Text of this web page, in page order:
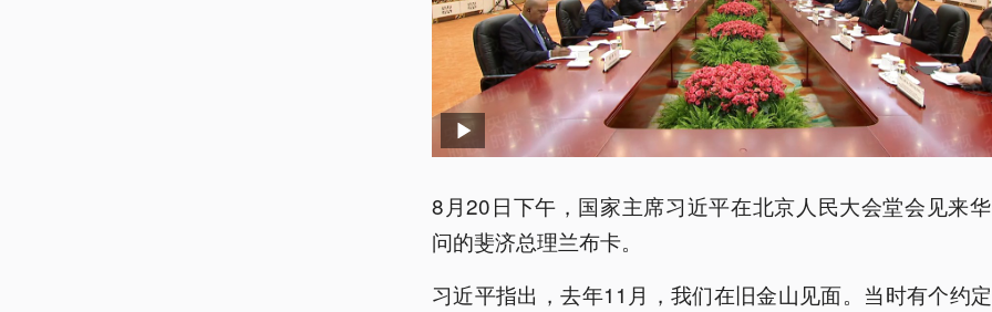
8月20日下午，国家主席习近平在北京人民大会堂会见来
问的斐济总理兰布卡。
习近平指出，去年11月，我们在旧金山见面。当时有个约